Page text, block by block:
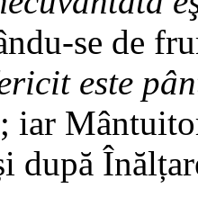
se de
este
; iar
după